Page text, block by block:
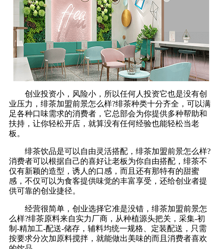
创业投资小，风险小，所以任何人投资它也是没有创
业压力，绯茶加盟前景怎么样?绯茶种类十分齐全，可以满
足各种口味需求的消费者，它总部会为你提供多种帮助和
扶持，让你轻松开店，就算没有任何经验也能轻松当老
板。
绯茶饮品是可以自由灵活搭配，绯茶加盟前景怎么样?
消费者可以根据自己的喜好让老板为你自由搭配，绯茶不
仅有新颖的造型，诱人的口感，而且还有那特有的甜蜜
感，不仅可以为食客提供味觉的丰富享受，还给创业者提
供可靠的创业捷径。
经营很简单，创业选择它准是没错，绯茶加盟前景怎
么样?绯茶原料来自实力厂商，从种植源头把关，采集-初
制-精加工-配送-储存，辅料均统一规格、定装配送，只需
按要求分次加原料搅拌，就能做出美味的而且消费者喜欢